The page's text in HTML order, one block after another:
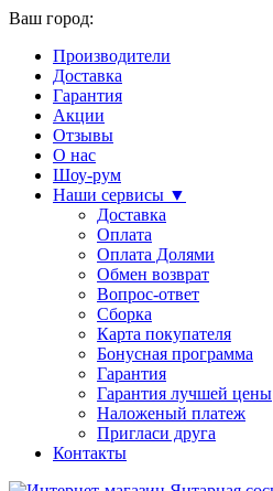
Ваш город:
Производители
Доставка
Гарантия
Акции
Отзывы
О нас
Шоу-рум
Наши сервисы ▼
Доставка
Оплата
Оплата Долями
Обмен возврат
Вопрос-ответ
Сборка
Карта покупателя
Бонусная программа
Гарантия
Гарантия лучшей цены
Наложеный платеж
Пригласи друга
Контакты